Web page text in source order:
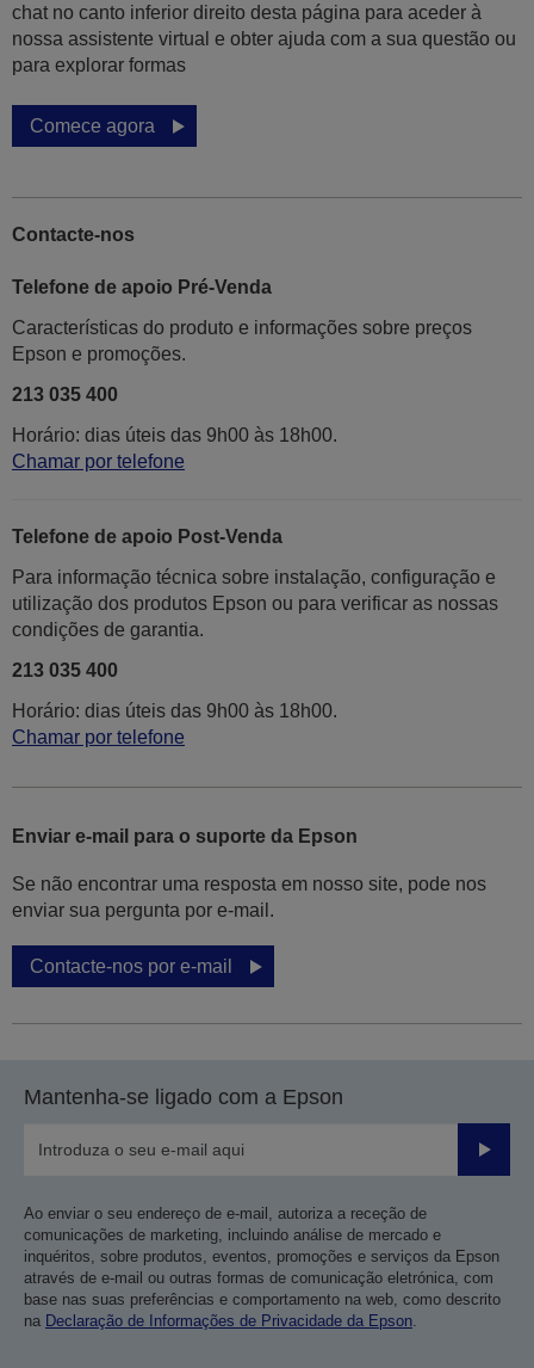
chat no canto inferior direito desta página para aceder à
nossa assistente virtual e obter ajuda com a sua questão ou
para explorar formas
Comece agora
Contacte-nos
Telefone de apoio Pré-Venda
Características do produto e informações sobre preços
Epson e promoções.
213 035 400
Horário: dias úteis das 9h00 às 18h00.
Chamar por telefone
Telefone de apoio Post-Venda
Para informação técnica sobre instalação, configuração e
utilização dos produtos Epson ou para verificar as nossas
condições de garantia.
213 035 400
Horário: dias úteis das 9h00 às 18h00.
Chamar por telefone
Enviar e-mail para o suporte da Epson
Se não encontrar uma resposta em nosso site, pode nos
enviar sua pergunta por e-mail.
Contacte-nos por e-mail
Mantenha-se ligado com a Epson
Enviar
Ao enviar o seu endereço de e-mail, autoriza a receção de
comunicações de marketing, incluindo análise de mercado e
inquéritos, sobre produtos, eventos, promoções e serviços da Epson
através de e-mail ou outras formas de comunicação eletrónica, com
base nas suas preferências e comportamento na web, como descrito
na Declaração de Informações de Privacidade da Epson.